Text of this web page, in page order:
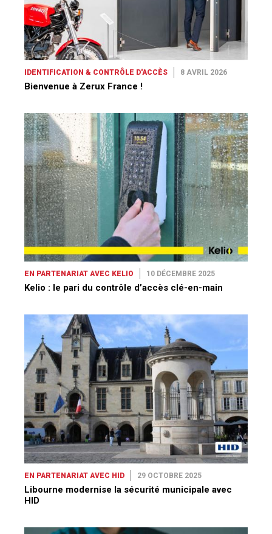
IDENTIFICATION & CONTRÔLE D'ACCÈS 8 AVRIL 2026
Bienvenue à Zerux France !
EN PARTENARIAT AVEC KELIO 10 DÉCEMBRE 2025
Kelio : le pari du contrôle d’accès clé-en-main
EN PARTENARIAT AVEC HID 29 OCTOBRE 2025
Libourne modernise la sécurité municipale avec
HID